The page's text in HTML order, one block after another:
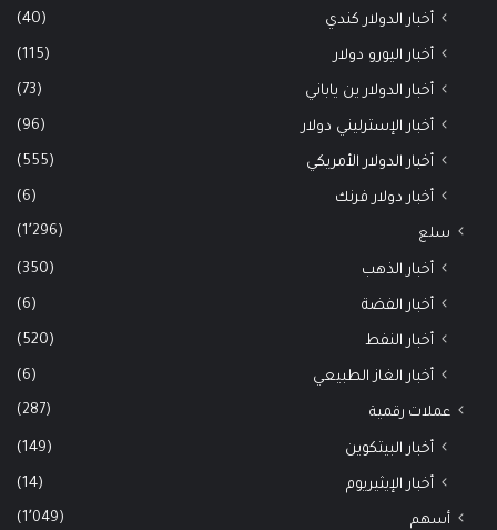
أخبار الدولار كندي (40)
أخبار اليورو دولار (115)
أخبار الدولار ين ياباني (73)
أخبار الإسترليني دولار (96)
أخبار الدولار الأمريكي (555)
أخبار دولار فرنك (6)
سلع (1٬296)
أخبار الذهب (350)
أخبار الفضة (6)
أخبار النفط (520)
أخبار الغاز الطبيعي (6)
عملات رقمية (287)
أخبار البيتكوين (149)
أخبار الإيثيريوم (14)
أسهم (1٬049)